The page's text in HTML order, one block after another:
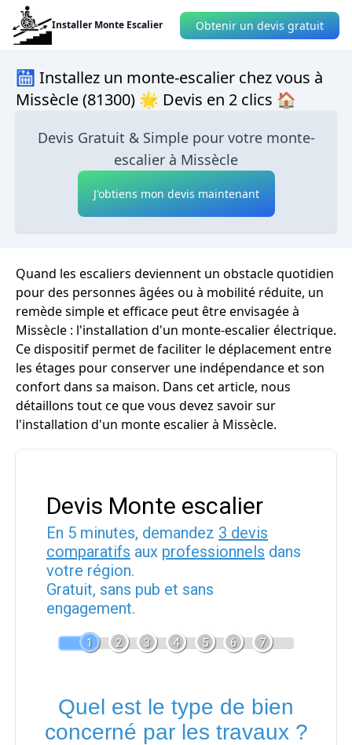
Installer Monte Escalier Obtenir un devis gratuit
🛗 Installez un monte-escalier chez vous à
Missècle (81300) 🌟 Devis en 2 clics 🏠
Devis Gratuit & Simple pour votre monte-
escalier à Missècle
J'obtiens mon devis maintenant
Quand les escaliers deviennent un obstacle quotidien
pour des personnes âgées ou à mobilité réduite, un
remède simple et efficace peut être envisagée à
Missècle : l'installation d'un monte-escalier électrique.
Ce dispositif permet de faciliter le déplacement entre
les étages pour conserver une indépendance et son
confort dans sa maison. Dans cet article, nous
détaillons tout ce que vous devez savoir sur
l'installation d'un monte escalier à Missècle.
Devis Monte escalier
En 5 minutes, demandez 3 devis
comparatifs aux professionnels dans
votre région.
Gratuit, sans pub et sans
engagement.
1 2 3 4 5 6 7
Quel est le type de bien
concerné par les travaux ?